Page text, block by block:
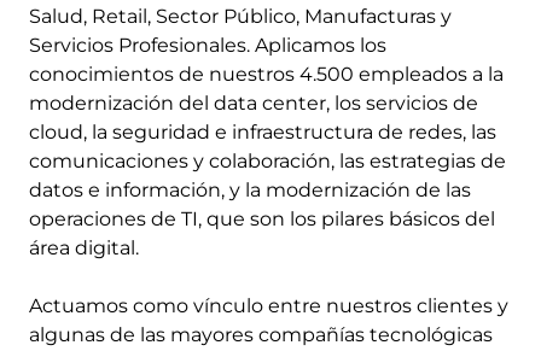
Salud, Retail, Sector Público, Manufacturas y
Servicios Profesionales. Aplicamos los
conocimientos de nuestros 4.500 empleados a la
modernización del data center, los servicios de
cloud, la seguridad e infraestructura de redes, las
comunicaciones y colaboración, las estrategias de
datos e información, y la modernización de las
operaciones de TI, que son los pilares básicos del
área digital.
Actuamos como vínculo entre nuestros clientes y
algunas de las mayores compañías tecnológicas